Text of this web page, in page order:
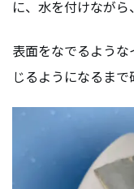
に、水を付けながら
表面をなでるよう
じるようになるまで